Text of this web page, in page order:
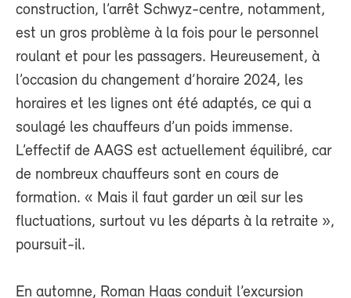
construction, l’arrêt Schwyz-centre, notamment,
est un gros problème à la fois pour le personnel
roulant et pour les passagers. Heureusement, à
l’occasion du changement d’horaire 2024, les
horaires et les lignes ont été adaptés, ce qui a
soulagé les chauffeurs d’un poids immense.
L’effectif de AAGS est actuellement équilibré, car
de nombreux chauffeurs sont en cours de
formation. « Mais il faut garder un œil sur les
fluctuations, surtout vu les départs à la retraite »,
poursuit-il.
En automne, Roman Haas conduit l’excursion